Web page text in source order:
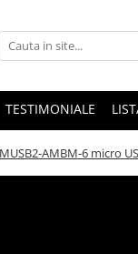
TESTIMONIALE
AMBM-6 micro